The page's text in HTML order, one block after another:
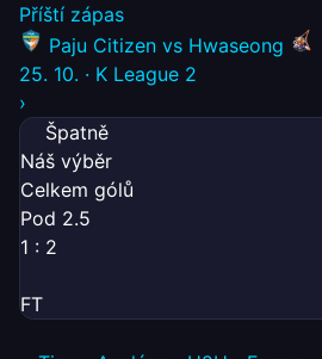
Příští zápas
Paju Citizen vs Hwaseong
25. 10. · K League 2
›
Špatně
Náš výběr
Celkem gólů
Pod 2.5
1 : 2
FT